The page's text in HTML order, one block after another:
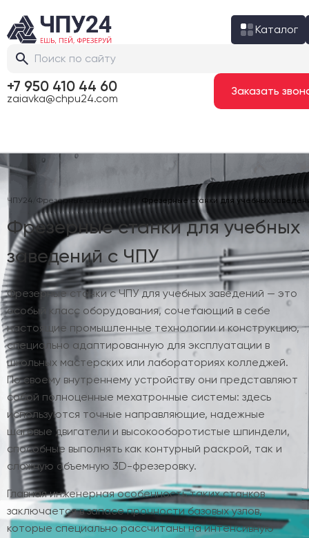
Каталог
+7 950 410 44 60
zaiavka@chpu24.com
Заказать
ЧПУ24 Фрезерные станки с ЧПУ Фрезерные станки для учебных
Фрезерные станки для учебных
заведений с ЧПУ
Фрезерные станки с ЧПУ для учебных заведений — это
особый класс оборудования, сочетающий в себе
настоящие промышленные технологии и конструкцию,
специально адаптированную для эксплуатации в
школьных мастерских или лабораториях колледжей.
По своему внутреннему устройству они представляют
собой полноценные мехатронные системы: здесь
используются точные направляющие, надежные
шаговые двигатели и высокооборотистые шпиндели,
способные выполнять как контурный раскрой, так и
сложную объемную 3D-фрезеровку.
Главная инженерная особенность таких станков
заключается в запасе прочности базовых узлов,
которые специально рассчитаны на интенсивную